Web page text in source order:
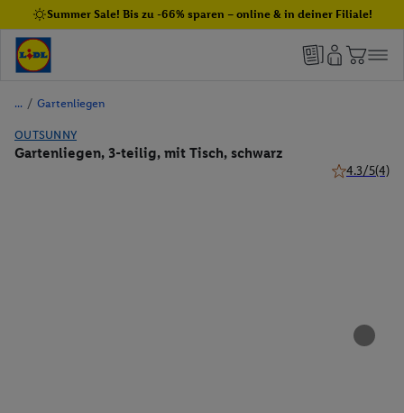
Summer Sale! Bis zu -66% sparen – online & in deiner Filiale!
/ Gartenliegen
OUTSUNNY
Gartenliegen, 3-teilig, mit Tisch, schwarz
4.3/5(4)